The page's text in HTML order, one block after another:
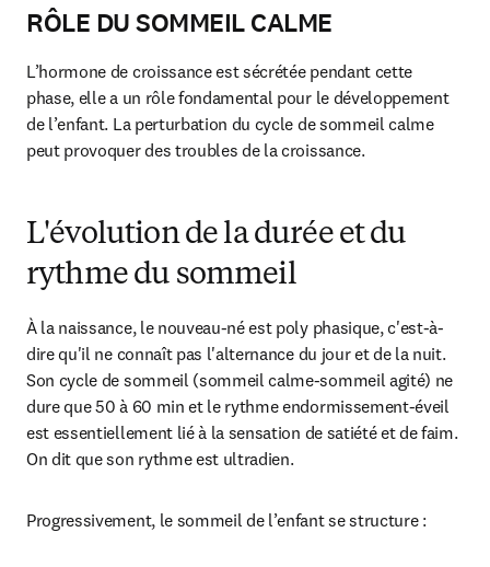
RÔLE DU SOMMEIL CALME
L’hormone de croissance est sécrétée pendant cette
phase, elle a un rôle fondamental pour le développement
de l’enfant. La perturbation du cycle de sommeil calme
peut provoquer des troubles de la croissance.
L'évolution de la durée et du
rythme du sommeil
À la naissance, le nouveau-né est poly phasique, c'est-à-
dire qu'il ne connaît pas l'alternance du jour et de la nuit.
Son cycle de sommeil (sommeil calme-sommeil agité) ne
dure que 50 à 60 min et le rythme endormissement-éveil
est essentiellement lié à la sensation de satiété et de faim.
On dit que son rythme est ultradien.
Progressivement, le sommeil de l’enfant se structure :